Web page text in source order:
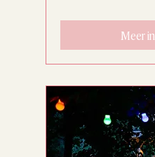
Meer